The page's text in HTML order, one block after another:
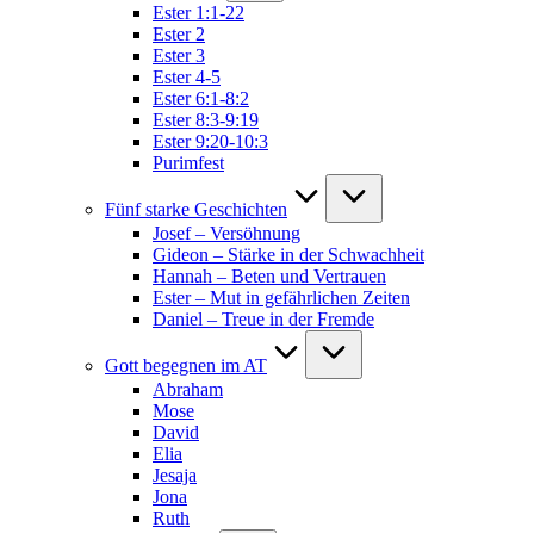
Ester 1:1-22
Ester 2
Ester 3
Ester 4-5
Ester 6:1-8:2
Ester 8:3-9:19
Ester 9:20-10:3
Purimfest
Fünf starke Geschichten
Josef – Versöhnung
Gideon – Stärke in der Schwachheit
Hannah – Beten und Vertrauen
Ester – Mut in gefährlichen Zeiten
Daniel – Treue in der Fremde
Gott begegnen im AT
Abraham
Mose
David
Elia
Jesaja
Jona
Ruth